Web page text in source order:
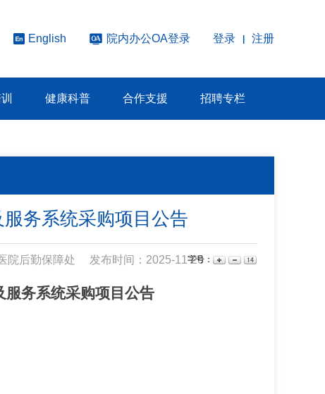
English 院内办公OA登录 登录 注册
健康科普 合作支援 招聘专栏
务系统采购项目公告
院后勤保障处 发布时间：2025-11-20
字号：
务系统采购项目 公告